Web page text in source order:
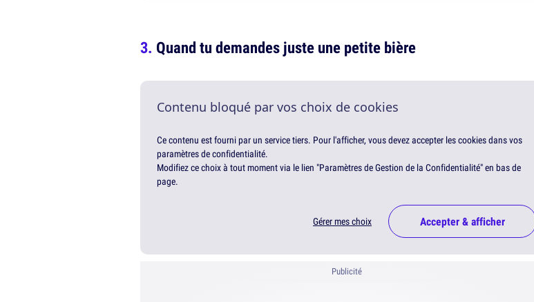
Quand tu demandes juste une petite bière
Contenu bloqué par vos choix de cookies
Ce contenu est fourni par un service tiers. Pour l'afficher, vous devez accepter les cookies dans vos
paramètres de confidentialité.
Modifiez ce choix à tout moment via le lien "Paramètres de Gestion de la Confidentialité" en bas de
page.
Gérer mes choix Accepter & afficher
Publicité